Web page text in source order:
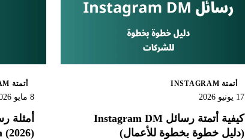
أتمتة INSTAGRAM
17 يونيو 2026
كيفية أتمتة رسائل Instagram DM
(دليل خطوة بخطوة للأعمال)
أتمتة INSTAGRAM
8 مايو 2026
أمثلة
(2026)